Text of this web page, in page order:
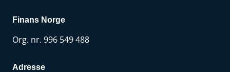
Finans Norge
Org. nr. 996 549 488
Adresse